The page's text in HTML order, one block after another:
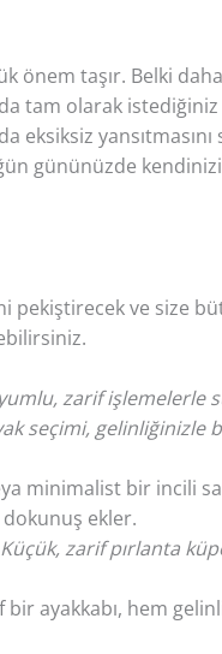
önem taşır. Belki
tam olarak
eksiksiz yansıtmasını
gününüzde
pekiştirecek ve size
zarif işlemelerle
seçimi, gelinliğinizle
minimalist bir incili
ekler.
zarif pırlanta
ayakkabı, hem